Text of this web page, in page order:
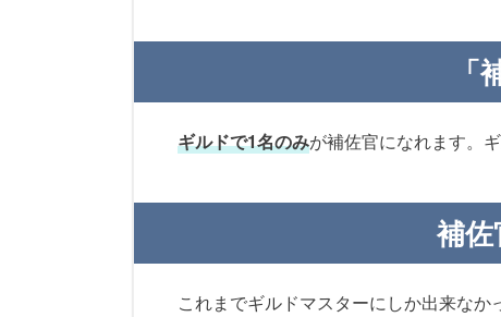
ギルドで1名のみが補佐官になれます。
補
これまでギルドマスターにしか出来なか